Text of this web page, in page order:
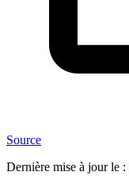
Source
Dernière mise à jour le :